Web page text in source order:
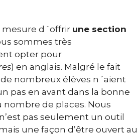
d´offrir une section
sommes très
opter pour
) en anglais. Malgré le fait
nombreux élèves n´aient
pas en avant dans la bonne
de places. Nous
pas seulement un outil
une façon d’être ouvert au